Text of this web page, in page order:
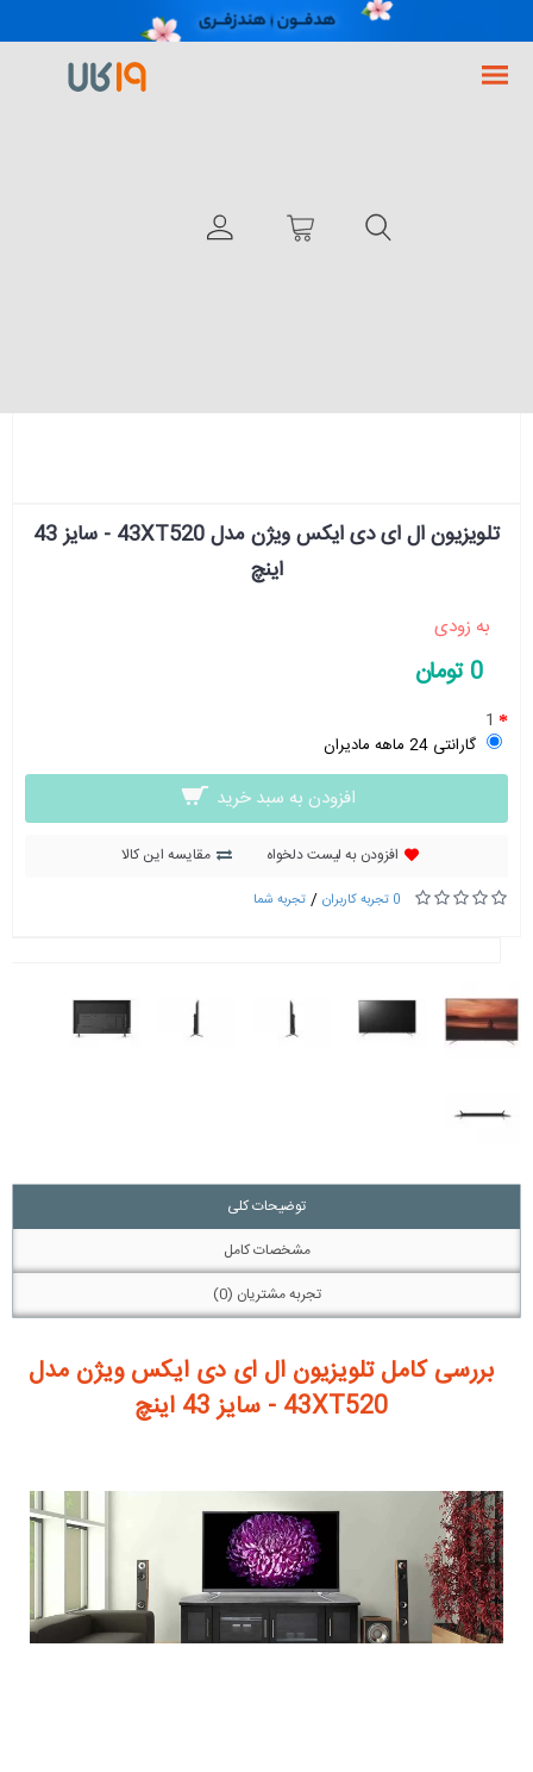
تلویزیون ال ای دی ایکس ویژن مدل 43XT520 - سایز 43
اینچ
به زودی
0 تومان
1
گارانتی 24 ماهه مادیران
افزودن به سبد خرید
افزودن به لیست دلخواه مقایسه این کالا
0 تجربه کاربران / تجربه شما
توضیحات کلی
مشخصات کامل
تجربه مشتریان (0)
بررسی کامل تلویزیون ال ای دی ایکس ویژن مدل
43XT520 - سایز 43 اینچ